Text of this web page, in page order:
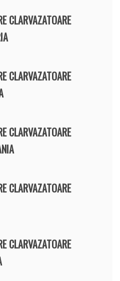
CLARVAZATOARE
CLARVAZATOARE
CLARVAZATOARE
CLARVAZATOARE
CLARVAZATOARE